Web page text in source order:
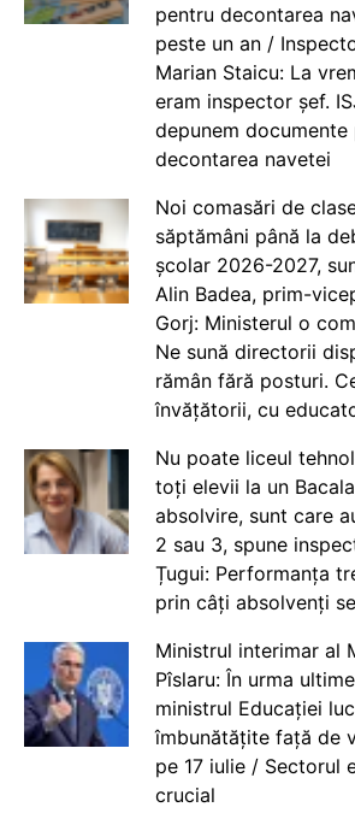
pentru decontarea
peste un an /
Marian Staicu: La
eram inspector șef.
depunem documente
decontarea navetei
Noi comasări de
săptămâni până la
școlar 2026-2027,
Alin Badea, prim-
Gorj: Ministerul o
Ne sună directorii
rămân fără posturi.
învățătorii, cu
Nu poate liceul
toți elevii la un
absolvire, sunt care
2 sau 3, spune
Țugui: Performanța
prin câți absolvenți
Ministrul interimar al
Pîslaru: În urma
ministrul Educației
îmbunătățite față de
pe 17 iulie / Sectorul
crucial